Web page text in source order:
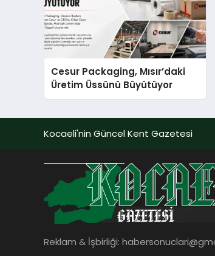
Cesur Packaging, Mısır’daki
Üretim Üssünü Büyütüyor
Kocaeli'nin Güncel Kent Gazetesi
Reklam & İşbirliği: